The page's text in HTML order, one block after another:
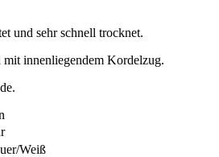
und sehr schnell trocknet.
innenliegendem Kordelzug.
Weiß